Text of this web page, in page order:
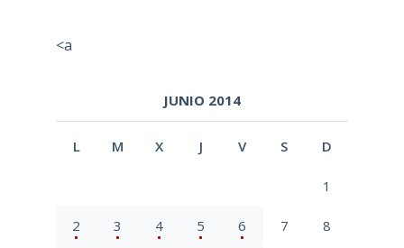
<a
JUNIO 2014
L M X J V S D
1
2 3 4 5 6 7 8